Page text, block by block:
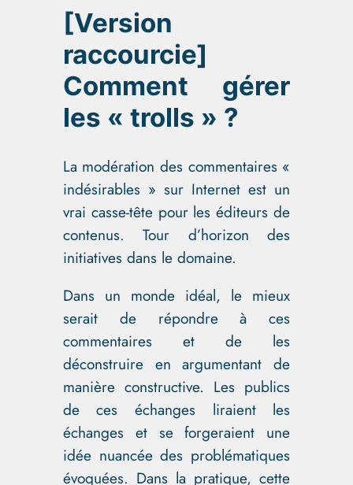
[Version
raccourcie]
Comment gérer
les « trolls » ?
La modération des commentaires «
indésirables » sur Internet est un
vrai casse-tête pour les éditeurs de
contenus. Tour d’horizon des
initiatives dans le domaine.
Dans un monde idéal, le mieux
serait de répondre à ces
commentaires et de les
déconstruire en argumentant de
manière constructive. Les publics
de ces échanges liraient les
échanges et se forgeraient une
idée nuancée des problématiques
évoquées. Dans la pratique, cette